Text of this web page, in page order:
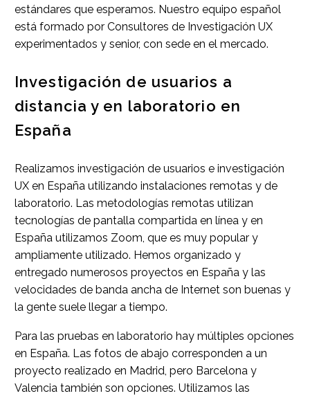
estándares que esperamos. Nuestro equipo español
está formado por Consultores de Investigación UX
experimentados y senior, con sede en el mercado.
Investigación de usuarios a
distancia y en laboratorio en
España
Realizamos investigación de usuarios e investigación
UX en España utilizando instalaciones remotas y de
laboratorio. Las metodologías remotas utilizan
tecnologías de pantalla compartida en línea y en
España utilizamos Zoom, que es muy popular y
ampliamente utilizado. Hemos organizado y
entregado numerosos proyectos en España y las
velocidades de banda ancha de Internet son buenas y
la gente suele llegar a tiempo.
Para las pruebas en laboratorio hay múltiples opciones
en España. Las fotos de abajo corresponden a un
proyecto realizado en Madrid, pero Barcelona y
Valencia también son opciones. Utilizamos las